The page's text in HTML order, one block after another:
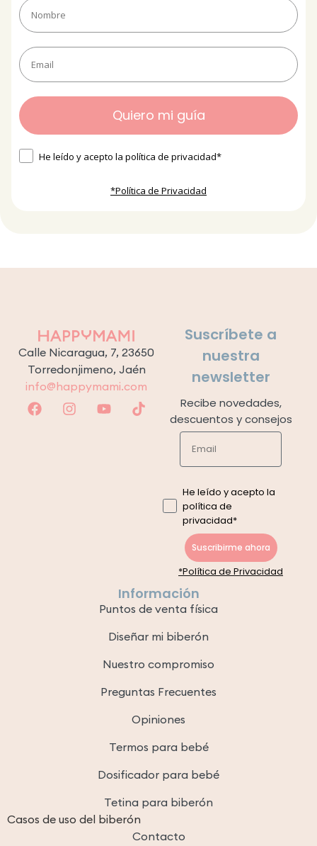
Quiero mi guía
He leído y acepto la política de privacidad*
*Política de Privacidad
Calle Nicaragua, 7, 23650
Torredonjimeno, Jaén
info@happymami.com
Suscríbete a
nuestra
newsletter
Recibe novedades,
descuentos y consejos
He leído y acepto la
política de
privacidad*
Suscribirme ahora
*Política de Privacidad
Información
Puntos de venta física
Diseñar mi biberón
Nuestro compromiso
Preguntas Frecuentes
Opiniones
Termos para bebé
Dosificador para bebé
Tetina para biberón
Casos de uso del biberón
Contacto